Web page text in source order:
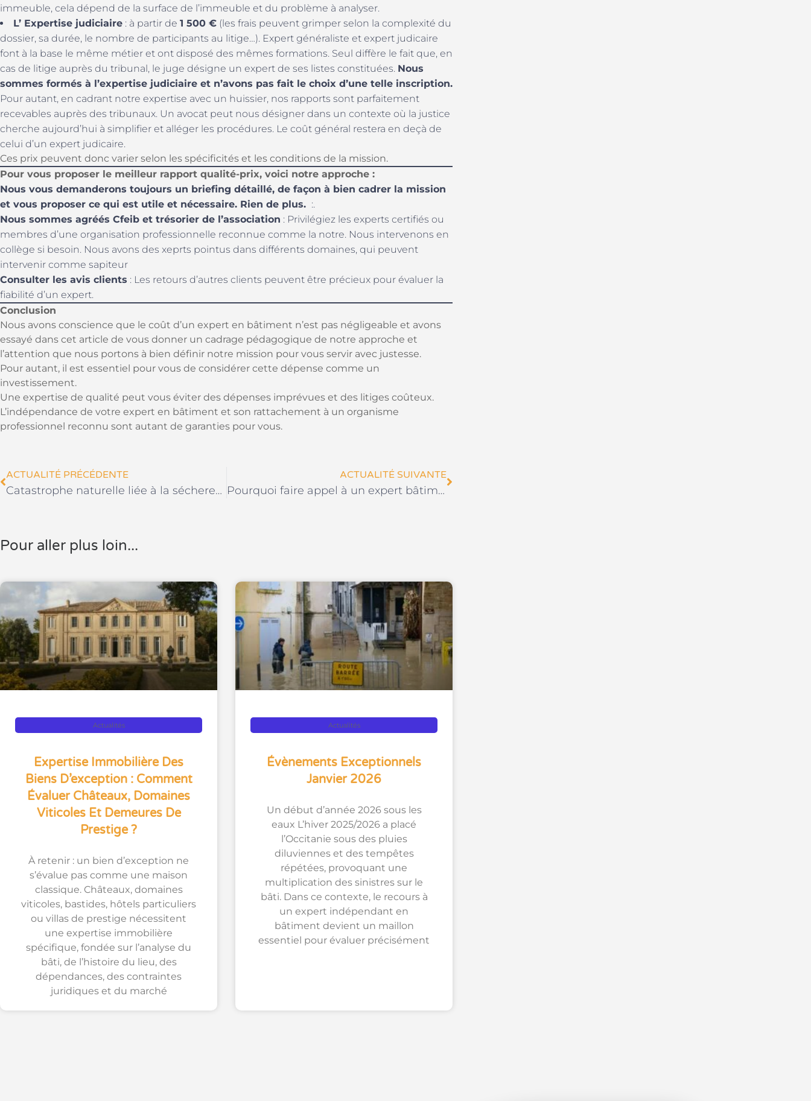
immeuble, cela dépend de la surface de l’immeuble et du problème à analyser.
L’ Expertise judiciaire : à partir de 1 500 € (les frais peuvent grimper selon la complexité du
dossier, sa durée, le nombre de participants au litige…). Expert généraliste et expert judicaire
font à la base le même métier et ont disposé des mêmes formations. Seul diffère le fait que, en
cas de litige auprès du tribunal, le juge désigne un expert de ses listes constituées. Nous
sommes formés à l’expertise judiciaire et n’avons pas fait le choix d’une telle inscription.
Pour autant, en cadrant notre expertise avec un huissier, nos rapports sont parfaitement
recevables auprès des tribunaux. Un avocat peut nous désigner dans un contexte où la justice
cherche aujourd’hui à simplifier et alléger les procédures. Le coût général restera en deçà de
celui d’un expert judicaire.
Ces prix peuvent donc varier selon les spécificités et les conditions de la mission.
Pour vous proposer le meilleur rapport qualité-prix, voici notre approche :
Nous vous demanderons toujours un briefing détaillé, de façon à bien cadrer la mission
et vous proposer ce qui est utile et nécessaire. Rien de plus. :.
Nous sommes agréés Cfeib et trésorier de l’association : Privilégiez les experts certifiés ou
membres d’une organisation professionnelle reconnue comme la notre. Nous intervenons en
collège si besoin. Nous avons des xeprts pointus dans différents domaines, qui peuvent
intervenir comme sapiteur
Consulter les avis clients : Les retours d’autres clients peuvent être précieux pour évaluer la
fiabilité d’un expert.
Conclusion
Nous avons conscience que le coût d’un expert en bâtiment n’est pas négligeable et avons
essayé dans cet article de vous donner un cadrage pédagogique de notre approche et
l’attention que nous portons à bien définir notre mission pour vous servir avec justesse.
Pour autant, il est essentiel pour vous de considérer cette dépense comme un
investissement.
Une expertise de qualité peut vous éviter des dépenses imprévues et des litiges coûteux.
L’indépendance de votre expert en bâtiment et son rattachement à un organisme
professionnel reconnu sont autant de garanties pour vous.
ACTUALITÉ PRÉCÉDENTE
Catastrophe naturelle liée à la sécheresse
ACTUALITÉ SUIVANTE
Pourquoi faire appel à un expert bâtiment avant les travaux peut vous éviter de grosses erreurs ?
Pour aller plus loin...
Actualités
Expertise Immobilière Des
Biens D’exception : Comment
Évaluer Châteaux, Domaines
Viticoles Et Demeures De
Prestige ?
À retenir : un bien d’exception ne
s’évalue pas comme une maison
classique. Châteaux, domaines
viticoles, bastides, hôtels particuliers
ou villas de prestige nécessitent
une expertise immobilière
spécifique, fondée sur l’analyse du
bâti, de l’histoire du lieu, des
dépendances, des contraintes
juridiques et du marché
Actualités
Évènements Exceptionnels
Janvier 2026
Un début d’année 2026 sous les
eaux L’hiver 2025/2026 a placé
l’Occitanie sous des pluies
diluviennes et des tempêtes
répétées, provoquant une
multiplication des sinistres sur le
bâti. Dans ce contexte, le recours à
un expert indépendant en
bâtiment devient un maillon
essentiel pour évaluer précisément